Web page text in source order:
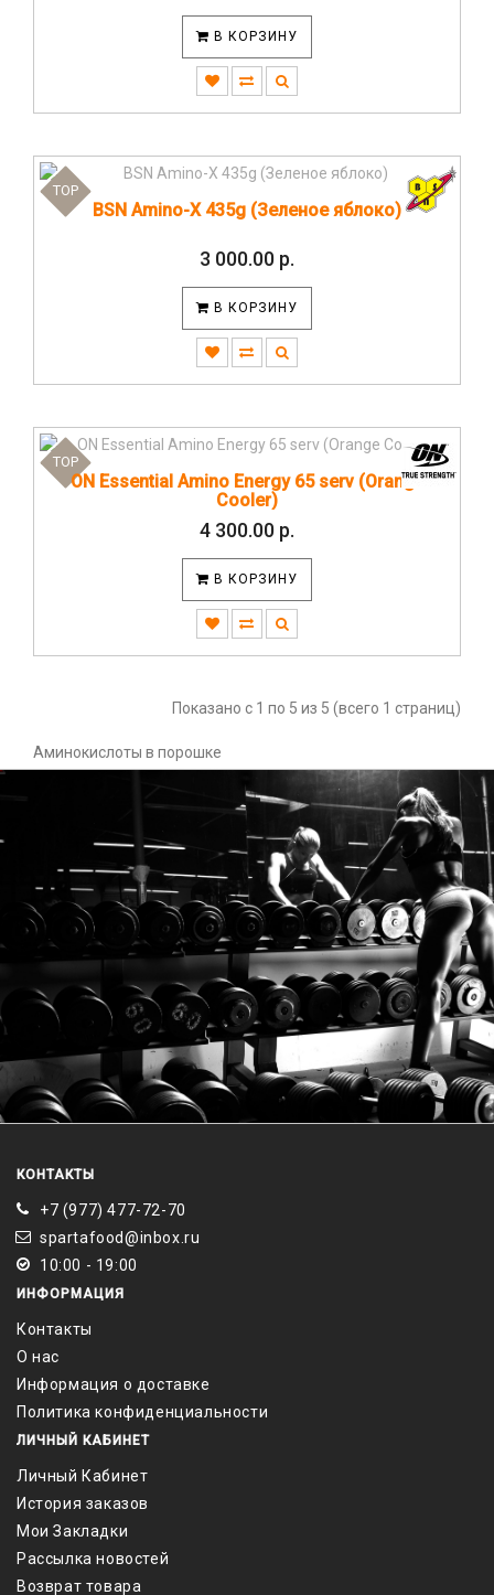
В КОРЗИНУ
TOP
BSN Amino-X 435g (Зеленое яблоко)
3 000.00 р.
В КОРЗИНУ
TOP
ON Essential Amino Energy 65 serv (Orange
Cooler)
4 300.00 р.
В КОРЗИНУ
Показано с 1 по 5 из 5 (всего 1 страниц)
Аминокислоты в порошке
КОНТАКТЫ
+7 (977) 477-72-70
spartafood@inbox.ru
10:00 - 19:00
ИНФОРМАЦИЯ
Контакты
О нас
Информация о доставке
Политика конфиденциальности
ЛИЧНЫЙ КАБИНЕТ
Личный Кабинет
История заказов
Мои Закладки
Рассылка новостей
Возврат товара